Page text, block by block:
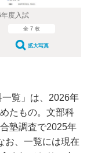
度入試
全 7 枚
拡大写真
覧」は、2026年
たもの。文部科
塾調査で2025年
お、一覧には現在